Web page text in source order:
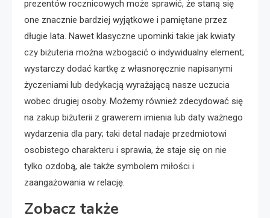
prezentów rocznicowych może sprawić, że staną się
one znacznie bardziej wyjątkowe i pamiętane przez
długie lata. Nawet klasyczne upominki takie jak kwiaty
czy biżuteria można wzbogacić o indywidualny element;
wystarczy dodać kartkę z własnoręcznie napisanymi
życzeniami lub dedykacją wyrażającą nasze uczucia
wobec drugiej osoby. Możemy również zdecydować się
na zakup biżuterii z grawerem imienia lub daty ważnego
wydarzenia dla pary; taki detal nadaje przedmiotowi
osobistego charakteru i sprawia, że staje się on nie
tylko ozdobą, ale także symbolem miłości i
zaangażowania w relację.
Zobacz także